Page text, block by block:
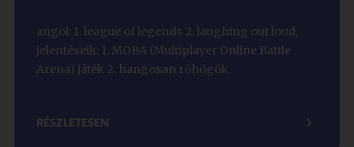
angol: 1. league of legends 2. laughing out loud,
jelentéseik: 1. MOBA (Multiplayer Online Battle
Arena) játék 2. hangosan röhögök
RÉSZLETESEN